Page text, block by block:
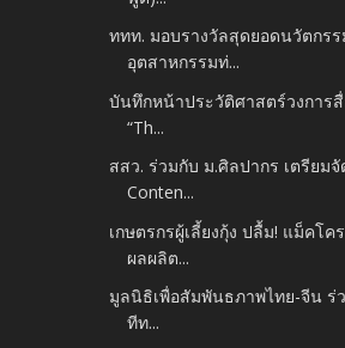
ททท. มอบรางวัลสุดยอดนวัตกร
อุตสาหกรรมท่...
บันทึกหน้าประวัติศาสตร์วงการ
“Th...
สสว. ร่วมกับ ม.ศิลปากร เตรียมจั
Conten...
เกษตรกรผู้เลี้ยงกุ้ง ปลื้ม! แม็คโค
ผลผลิต...
มูลนิธิเพื่อสัมพันธภาพไทย-จีน ร่
ทีท...